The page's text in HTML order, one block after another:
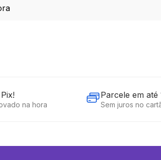
na hora
Parcele em até
Sem juros no